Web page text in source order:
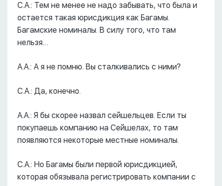
С.А.: Тем не менее не надо забывать, что была и
остается такая юрисдикция как Багамы.
Багамские номиналы. В силу того, что там
нельзя…
А.А.: А я не помню. Вы сталкивались с ними?
С.А.: Да, конечно.
А.А.: Я бы скорее назвал сейшельцев. Если ты
покупаешь компанию на Сейшелах, то там
появляются некоторые местные номиналы.
С.А.: Но Багамы были первой юрисдикцией,
которая обязывала регистрировать компании с